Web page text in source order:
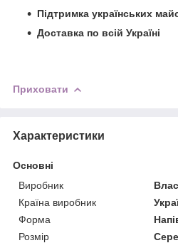
Підтримка українських
Доставка по всій Україні
Приховати
Характеристики
Основні
Виробник
Країна виробник
Форма
Розмір